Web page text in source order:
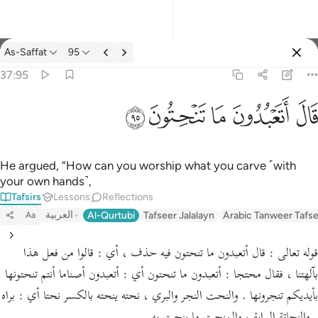
Tafsir: As-Saffat 37:95
As-Saffat 95
37:95
ﲟﲠﲡﲢﲣ
He argued, “How can you worship what you carve ˹with
your own hands˺,
Tafsirs Lessons Reflections
Aa العربية Al-Qurtubi Tafseer Jalalayn Arabic Tanweer
قوله تعالى : قال أتعبدون ما تنحتون فيه حذف ، أي : قالوا من فعل هذا
بآلهتنا ، فقال محتجا : أتعبدون ما تنحتون أي : أتعبدون أصناما أنتم تنحتونها
بأيديكم تنجرونها . والنحت النجر والبري ، نحته ينحته بالكسر نحتا أي : براه